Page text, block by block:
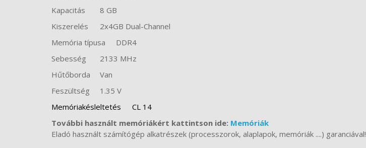
Kapacitás
8 GB
Kiszerelés
2x4GB Dual-Channel
Memória típusa
DDR4
Sebesség
2133 MHz
Hűtőborda
Van
Feszültség
1.35 V
Memóriakésleltetés
CL 14
További használt memóriákért kattintson ide: Memóriák
Eladó használt számítógép alkatrészek (processzorok, alaplapok, memóriák ....) garanciával!